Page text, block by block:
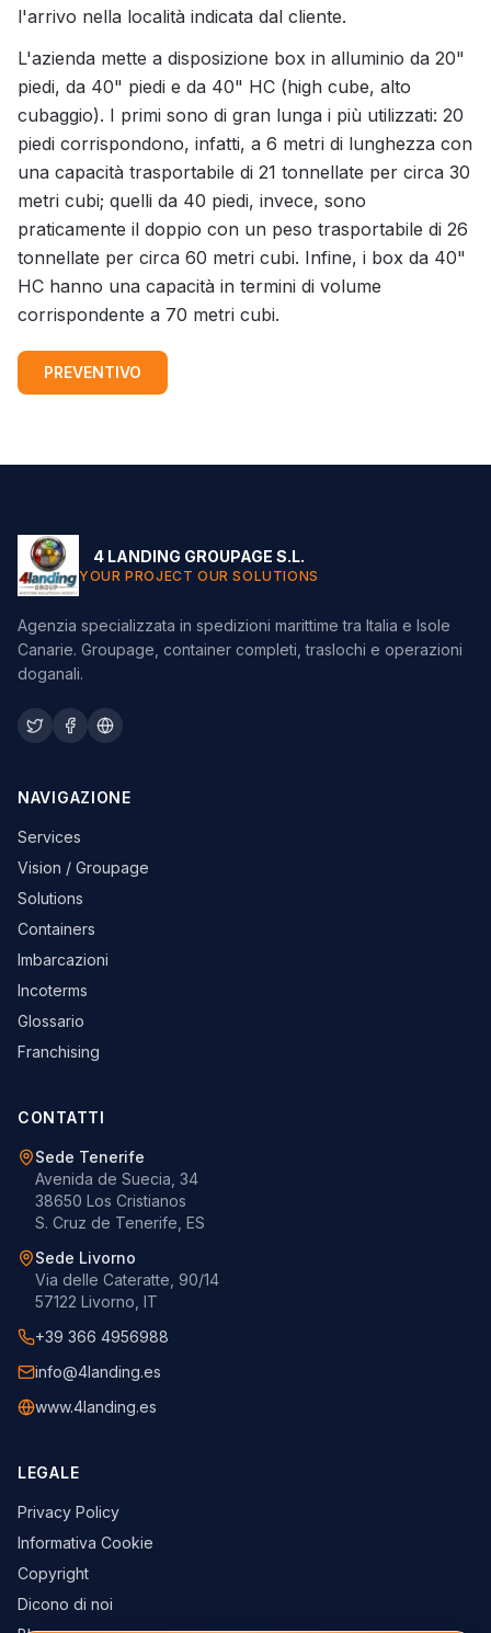
l'arrivo nella località indicata dal cliente.
L'azienda mette a disposizione box in alluminio da 20"
piedi, da 40" piedi e da 40" HC (high cube, alto
cubaggio). I primi sono di gran lunga i più utilizzati: 20
piedi corrispondono, infatti, a 6 metri di lunghezza con
una capacità trasportabile di 21 tonnellate per circa 30
metri cubi; quelli da 40 piedi, invece, sono
praticamente il doppio con un peso trasportabile di 26
tonnellate per circa 60 metri cubi. Infine, i box da 40"
HC hanno una capacità in termini di volume
corrispondente a 70 metri cubi.
PREVENTIVO
4 LANDING GROUPAGE S.L.
YOUR PROJECT OUR SOLUTIONS
Agenzia specializzata in spedizioni marittime tra Italia e Isole
Canarie. Groupage, container completi, traslochi e operazioni
doganali.
NAVIGAZIONE
Services
Vision / Groupage
Solutions
Containers
Imbarcazioni
Incoterms
Glossario
Franchising
CONTATTI
Sede Tenerife
Avenida de Suecia, 34
38650 Los Cristianos
S. Cruz de Tenerife, ES
Sede Livorno
Via delle Cateratte, 90/14
57122 Livorno, IT
+39 366 4956988
info@4landing.es
www.4landing.es
LEGALE
Privacy Policy
Informativa Cookie
Copyright
Dicono di noi